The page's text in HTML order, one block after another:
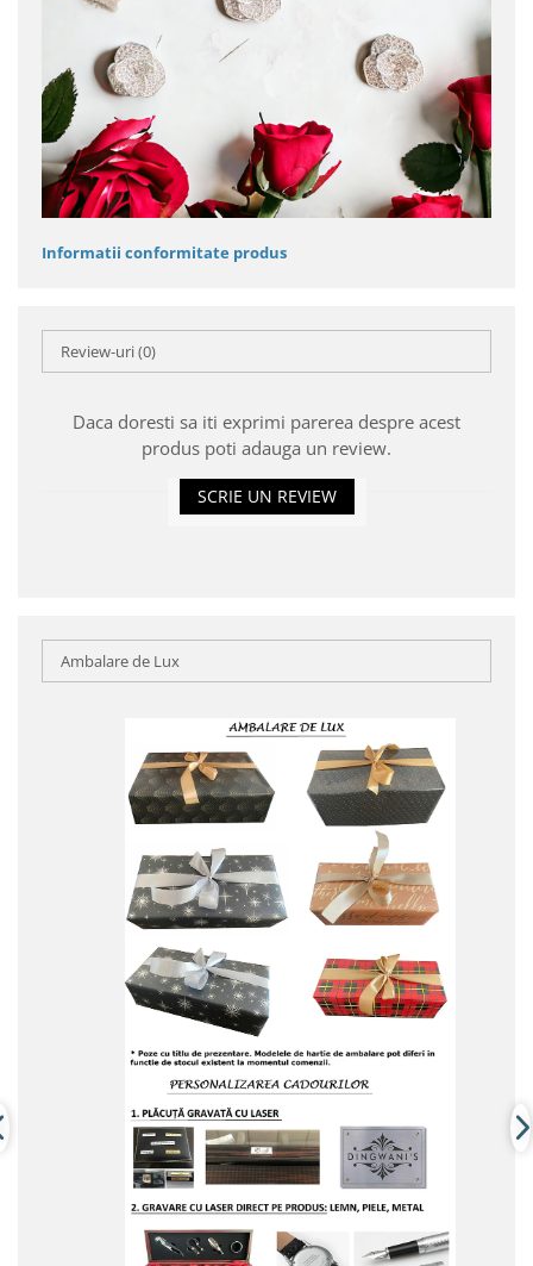
Informatii conformitate produs
Review-uri(0)
Daca doresti sa iti exprimi parerea despre acest
produs poti adauga un review.
SCRIE UN REVIEW
Ambalare de Lux